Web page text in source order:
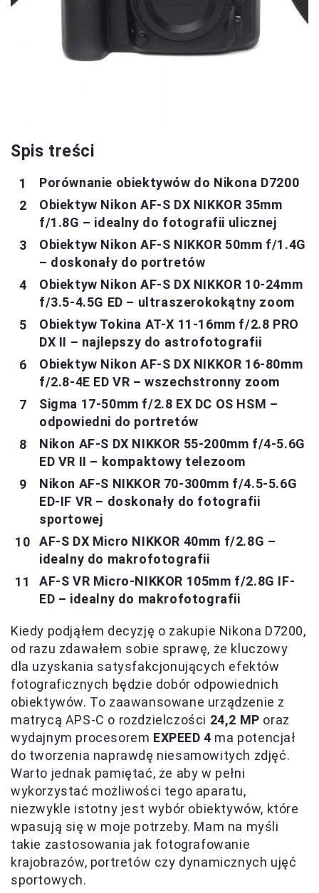
Spis treści
Porównanie obiektywów do Nikona D7200
Obiektyw Nikon AF-S DX NIKKOR 35mm
f/1.8G – idealny do fotografii ulicznej
Obiektyw Nikon AF-S NIKKOR 50mm f/1.4G
– doskonały do portretów
Obiektyw Nikon AF-S DX NIKKOR 10-24mm
f/3.5-4.5G ED – ultraszerokokątny zoom
Obiektyw Tokina AT-X 11-16mm f/2.8 PRO
DX II – najlepszy do astrofotografii
Obiektyw Nikon AF-S DX NIKKOR 16-80mm
f/2.8-4E ED VR – wszechstronny zoom
Sigma 17-50mm f/2.8 EX DC OS HSM –
odpowiedni do portretów
Nikon AF-S DX NIKKOR 55-200mm f/4-5.6G
ED VR II – kompaktowy telezoom
Nikon AF-S NIKKOR 70-300mm f/4.5-5.6G
ED-IF VR – doskonały do fotografii
sportowej
AF-S DX Micro NIKKOR 40mm f/2.8G –
idealny do makrofotografii
AF-S VR Micro-NIKKOR 105mm f/2.8G IF-
ED – idealny do makrofotografii
Kiedy podjąłem decyzję o zakupie Nikona D7200,
od razu zdawałem sobie sprawę, że kluczowy
dla uzyskania satysfakcjonujących efektów
fotograficznych będzie dobór odpowiednich
obiektywów. To zaawansowane urządzenie z
matrycą APS-C o rozdzielczości 24,2 MP oraz
wydajnym procesorem EXPEED 4 ma potencjał
do tworzenia naprawdę niesamowitych zdjęć.
Warto jednak pamiętać, że aby w pełni
wykorzystać możliwości tego aparatu,
niezwykle istotny jest wybór obiektywów, które
wpasują się w moje potrzeby. Mam na myśli
takie zastosowania jak fotografowanie
krajobrazów, portretów czy dynamicznych ujęć
sportowych.